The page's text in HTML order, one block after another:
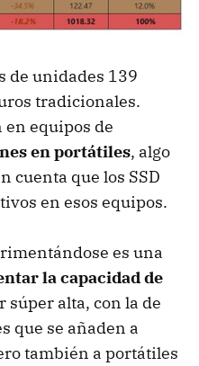
de unidades 139
tradicionales.
equipos de
en portátiles, algo
cuenta que los SSD
en esos equipos.
es una
la capacidad de
súper alta, con la de
que se añaden a
también a portátiles